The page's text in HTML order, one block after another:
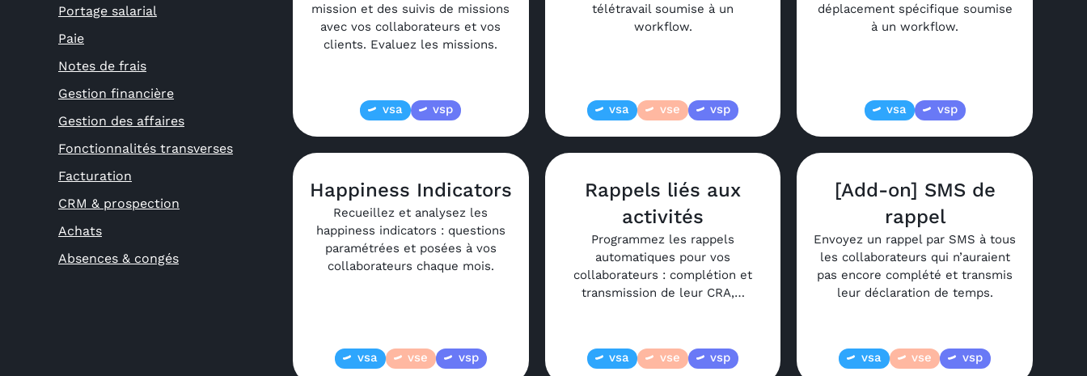
Portage salarial
Paie
Notes de frais
Gestion financière
Gestion des affaires
Fonctionnalités transverses
Facturation
CRM & prospection
Achats
Absences & congés
mission et des suivis de missions
avec vos collaborateurs et vos
clients. Evaluez les missions.
vsa vsp
télétravail soumise à un
workflow.
vsa vse vsp
déplacement spécifique soumise
à un workflow.
vsa vsp
Happiness Indicators
Recueillez et analysez les
happiness indicators : questions
paramétrées et posées à vos
collaborateurs chaque mois.
vsa vse vsp
Rappels liés aux
activités
Programmez les rappels
automatiques pour vos
collaborateurs : complétion et
transmission de leur CRA,…
vsa vse vsp
[Add-on] SMS de
rappel
Envoyez un rappel par SMS à tous
les collaborateurs qui n’auraient
pas encore complété et transmis
leur déclaration de temps.
vsa vse vsp